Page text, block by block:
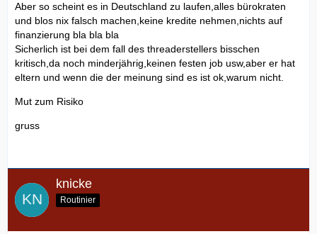
Aber so scheint es in Deutschland zu laufen,alles bürokraten
und blos nix falsch machen,keine kredite nehmen,nichts auf
finanzierung bla bla bla
Sicherlich ist bei dem fall des threaderstellers bisschen
kritisch,da noch minderjährig,keinen festen job usw,aber er hat
eltern und wenn die der meinung sind es ist ok,warum nicht.
Mut zum Risiko
gruss
knicke
Routinier